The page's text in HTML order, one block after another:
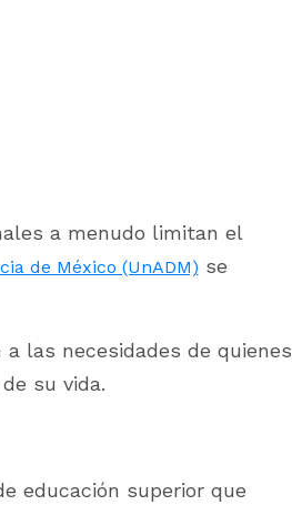
a menudo limitan el
de México (UnADM) se
las necesidades de quienes
su vida.
educación superior que